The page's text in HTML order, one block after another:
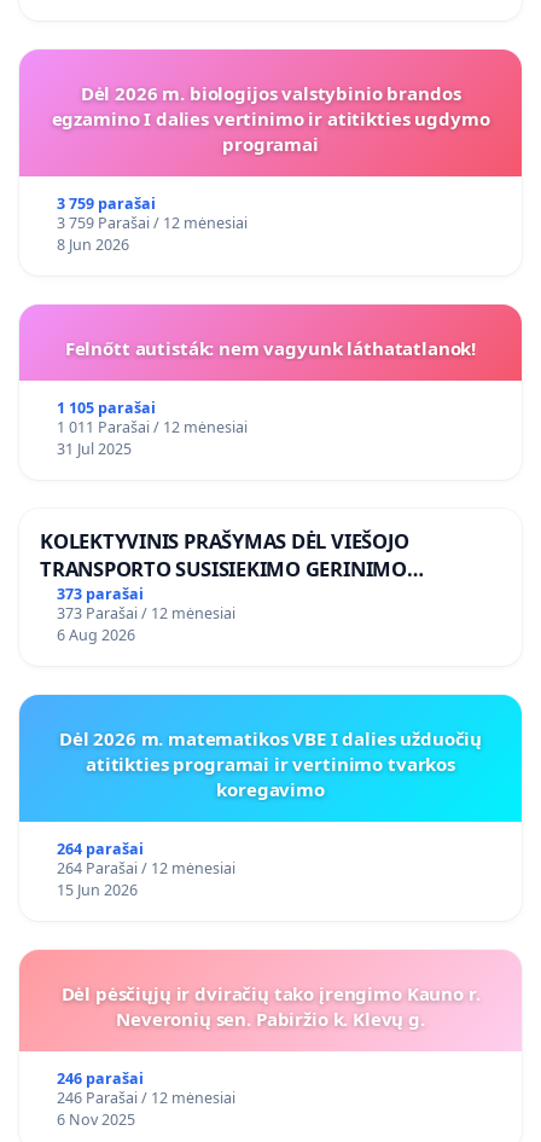
Dėl 2026 m. biologijos valstybinio brandos
egzamino I dalies vertinimo ir atitikties ugdymo
programai
3 759 parašai
3 759 Parašai / 12 mėnesiai
8 Jun 2026
Felnőtt autisták: nem vagyunk láthatatlanok!
1 105 parašai
1 011 Parašai / 12 mėnesiai
31 Jul 2025
KOLEKTYVINIS PRAŠYMAS DĖL VIEŠOJO
TRANSPORTO SUSISIEKIMO GERINIMO
VOSYLIUKŲ KAIME
373 parašai
373 Parašai / 12 mėnesiai
6 Aug 2026
Dėl 2026 m. matematikos VBE I dalies užduočių
atitikties programai ir vertinimo tvarkos
koregavimo
264 parašai
264 Parašai / 12 mėnesiai
15 Jun 2026
Dėl pėsčiųjų ir dviračių tako įrengimo Kauno r.
Neveronių sen. Pabiržio k. Klevų g.
246 parašai
246 Parašai / 12 mėnesiai
6 Nov 2025